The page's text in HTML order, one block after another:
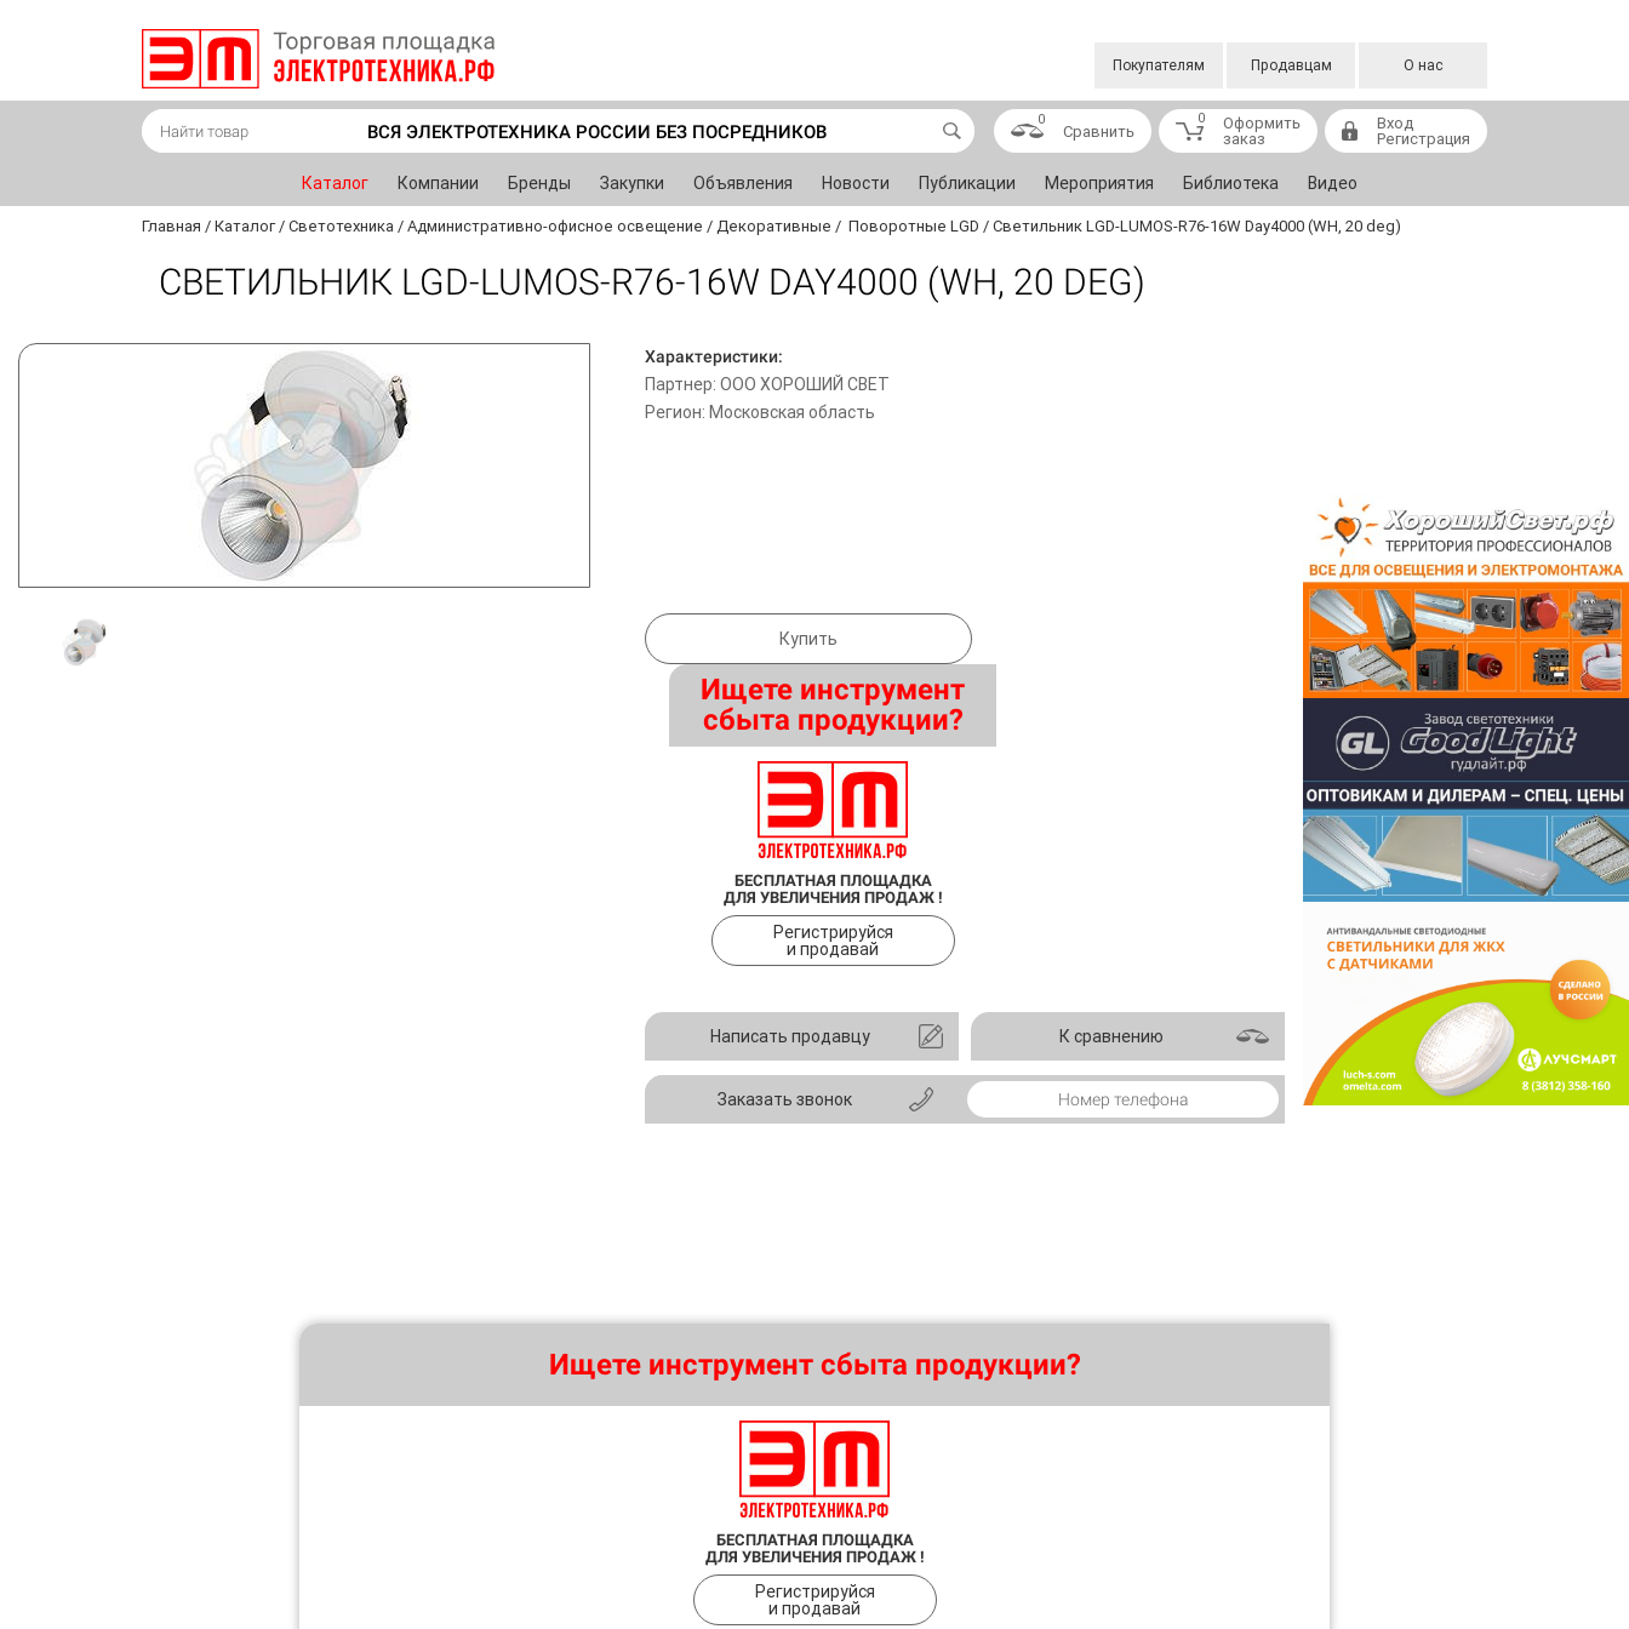
Покупателям Продавцам О нас
ВСЯ ЭЛЕКТРОТЕХНИКА РОССИИ БЕЗ ПОСРЕДНИКОВ
0
Сравнить
0
Оформить
заказ
Вход
Регистрация
Каталог Компании Бренды Закупки Объявления Новости Публикации Мероприятия Библиотека Видео
Главная / Каталог / Светотехника / Административно-офисное освещение / Декоративные / Поворотные LGD / Светильник LGD-LUMOS-R76-16W Day4000 (WH, 20 deg)
СВЕТИЛЬНИК LGD-LUMOS-R76-16W DAY4000 (WH, 20 DEG)
Характеристики:
Партнер: ООО ХОРОШИЙ СВЕТ
Регион: Московская область
Купить
Ищете инструмент
сбыта продукции?
БЕСПЛАТНАЯ ПЛОЩАДКА
ДЛЯ УВЕЛИЧЕНИЯ ПРОДАЖ !
Регистрируйся
и продавай
Написать продавцу К сравнению
Заказать звонок
Ищете инструмент сбыта продукции?
БЕСПЛАТНАЯ ПЛОЩАДКА
ДЛЯ УВЕЛИЧЕНИЯ ПРОДАЖ !
Регистрируйся
и продавай